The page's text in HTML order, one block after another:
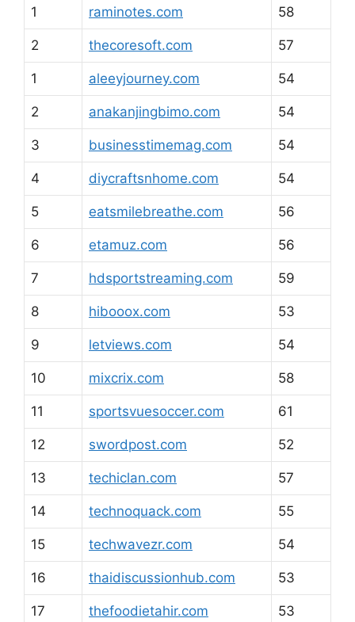
1 raminotes.com 58
2 thecoresoft.com 57
1 aleeyjourney.com 54
2 anakanjingbimo.com 54
3 businesstimemag.com 54
4 diycraftsnhome.com 54
5 eatsmilebreathe.com 56
6 etamuz.com 56
7 hdsportstreaming.com 59
8 hibooox.com 53
9 letviews.com 54
10 mixcrix.com 58
11 sportsvuesoccer.com 61
12 swordpost.com 52
13 techiclan.com 57
14 technoquack.com 55
15 techwavezr.com 54
16 thaidiscussionhub.com 53
17 thefoodietahir.com 53